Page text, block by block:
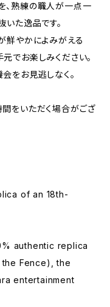
、熟練の職人が一点一
いた逸品です。
鮮やかによみがえる
でお楽しみください。
をお見逃しなく。
をいただく場合がござ
of an 18th-
authentic replica
Fence), the
entertainment